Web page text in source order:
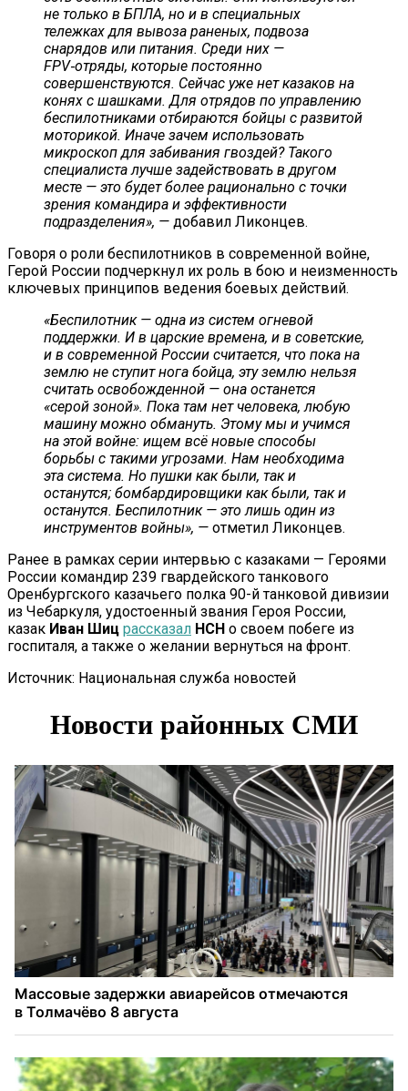
не только в БПЛА, но и в специальных
тележках для вывоза раненых, подвоза
снарядов или питания. Среди них —
FPV‑отряды, которые постоянно
совершенствуются. Сейчас уже нет казаков на
конях с шашками. Для отрядов по управлению
беспилотниками отбираются бойцы с развитой
моторикой. Иначе зачем использовать
микроскоп для забивания гвоздей? Такого
специалиста лучше задействовать в другом
месте — это будет более рационально с точки
зрения командира и эффективности
подразделения», — добавил Ликонцев.
Говоря о роли беспилотников в современной войне,
Герой России подчеркнул их роль в бою и неизменность
ключевых принципов ведения боевых действий.
«Беспилотник — одна из систем огневой
поддержки. И в царские времена, и в советские,
и в современной России считается, что пока на
землю не ступит нога бойца, эту землю нельзя
считать освобожденной — она останется
«серой зоной». Пока там нет человека, любую
машину можно обмануть. Этому мы и учимся
на этой войне: ищем всё новые способы
борьбы с такими угрозами. Нам необходима
эта система. Но пушки как были, так и
останутся; бомбардировщики как были, так и
останутся. Беспилотник — это лишь один из
инструментов войны», — отметил Ликонцев.
Ранее в рамках серии интервью с казаками — Героями
России командир 239 гвардейского танкового
Оренбургского казачьего полка 90-й танковой дивизии
из Чебаркуля, удостоенный звания Героя России,
казак Иван Шиц рассказал НСН о своем побеге из
госпиталя, а также о желании вернуться на фронт.
Источник: Национальная служба новостей